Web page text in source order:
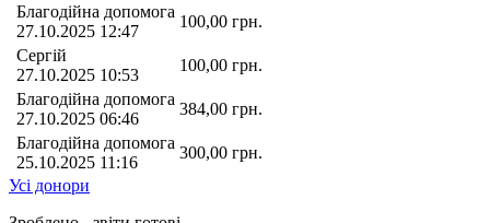
Благодійна допомога
27.10.2025 12:47
100,00 грн.
Сергій
27.10.2025 10:53
100,00 грн.
Благодійна допомога
27.10.2025 06:46
384,00 грн.
Благодійна допомога
25.10.2025 11:16
300,00 грн.
Усі донори